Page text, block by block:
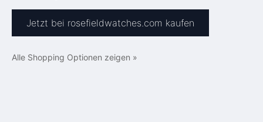
Jetzt bei rosefieldwatches.com kaufen
Alle Shopping Optionen zeigen »